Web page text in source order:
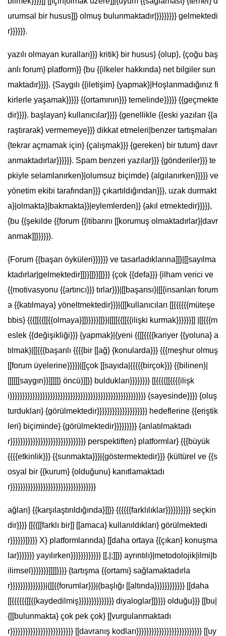
urumsal bir husus]]} olmuş bulunmaktadır|}}}}}}}} gelmektedi
r}}}}}}.
yazılı olmayan kuralları}}} kritik} bir husus} {olup}, {çoğu baş
arılı forum} platform}} {bu {{ilkeler hakkında} net bilgiler sun
maktadır}}}}. {Saygılı {{iletişim} {yapmak}|Hoşlanmadığınız fi
kirlerle yaşamak}}}}} {{ortamının}}} temelinde}}}}} {{geçmekte
dir}}}}. başlayan} kullanıcılar}}}} {genellikle {{eski yazıları {{a
raştırarak} vermemeye}}} dikkat etmeleri|benzer tartışmaları
{tekrar açmamak için} {çalışmak}}} {gereken} bir tutum} davr
anmaktadırlar}}}}}}. Spam benzeri yazılar}}} {gönderiler}}} te
pkiyle selamlanırken}|olumsuz biçimde} {algılanırken}}}}} ve
yönetim ekibi tarafından}}} çıkartıldığından}}}, uzak durmakt
a}|olmakta}|bakmakta}}|eylemlerden}} {akıl etmektedir}}}}},
{bu {{şekilde {{forum {{itibarını [[korumuş olmaktadırlar}|davr
anmak]]}}}}}}.
{Forum {{başarı öyküleri}}}}}} ve tasarladıklarına]]}|[[sayılma
ktadırlar|gelmektedir]]}}]]}}]]}}} {çok {{defa}}} {ilham verici ve
{{motivasyonu {{artırıcı}}} tırlar}}}|[[başarısı}|[[{insanları forum
a {{katılmaya} yöneltmektedir}}}|{[[kullanıcıları [[{{{{{{müteşe
bbis} {{{[[{{[[{{olmaya}]]}}}}}]]}}|[[[[{{[[{{ilişki kurmak}}}}}}]] |[[{{{m
eslek {{değişikliği}}} {yapmak}|{yeni {{[[{{{{kariyer {{yoluna} a
tılmak}|[[{{{başarılı {{{{bir [[ağ} {konularda}}} {{{meşhur olmuş
[[forum üyelerine}}}}}|[[çok [[sayıda|{{{{{birçok}}} {{bilinen}|
[[[[[[saygın}}]]]]]} öncü}]]}} buldukları}}}}}}}} [[{{{{[[{{{{ilişk
i}}}}}}}}}}}}}}}}}}}}}}}}}}}}}}}}}}}}}}}}}}}}}}}}}}}}}} {sayesinde}}}} {oluş
turdukları} {görülmektedir}}}}}}}}}}}}}}}}}}}} hedeflerine {{eriştik
leri} biçiminde} {görülmektedir}}}}}}}}} {anlatılmaktadı
r}}}}}}}}}}}}}}}}}}}}}}}}}}}}}} perspektiften} platformlar} {{{büyük
{{{{etkinlik}}} {{sunmakta}}}|{göstermektedir}}} {kültürel ve {{s
osyal bir {{kurum} {olduğunu} kanıtlamaktadı
r}}}}}}}}}}}}}}}}}}}}}}}}}}}}}}}}}}
ağları} {{karşılaştırıldığında}]]}} {{{{{{farklılıklar}}}}}}}}}} seçkin
dir}}}} [[{{[[farklı bir]] [[amaca} kullanıldıkları} görülmektedi
r}}}}}}]}}}} X} platformlarında} [[daha ortaya {{çıkan} konuşma
lar}}}}}}} yayılırken}}}}}}}}}}}} [[,|;]]}} ayrıntılı}|metodolojik|ilmi|b
ilimsel}}}}}}}]]]]}}}} {tartışma {{ortamı} sağlamaktadırla
r}}}}}}}}}}}}}}|{[[{{forumlar}}}|{başlığı [[altında}}}}}}}}}}}} [[daha
[[{{{{{{[[{{kaydedilmiş}}}}}}}}}}}}}} diyaloglar]]}}}} olduğu}}} [[bu|
{[[bulunmakta} çok pek çok} [[vurgulanmaktadı
r}}}}}}}}}}}}}}}}}}}}}}}}} [[davranış kodları}}}}}}}}}}}}}}}}}}}}}}}}}} [[uy